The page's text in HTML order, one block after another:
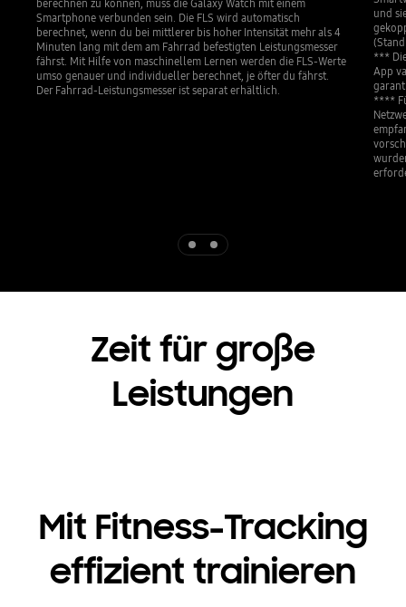
berechnen zu können, muss die Galaxy Watch mit einem
Smartphone verbunden sein. Die FLS wird automatisch
berechnet, wenn du bei mittlerer bis hoher Intensität mehr als 4
Minuten lang mit dem am Fahrrad befestigten Leistungsmesser
fährst. Mit Hilfe von maschinellem Lernen werden die FLS-Werte
umso genauer und individueller berechnet, je öfter du fährst.
Der Fahrrad-Leistungsmesser ist separat erhältlich.
und
***
App
****
Zeit für große
Leistungen
Mit Fitness-Tracking
effizient trainieren